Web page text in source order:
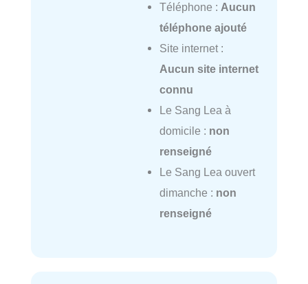
Téléphone : Aucun
téléphone ajouté
Site internet :
Aucun site internet
connu
Le Sang Lea à
domicile : non
renseigné
Le Sang Lea ouvert
dimanche : non
renseigné